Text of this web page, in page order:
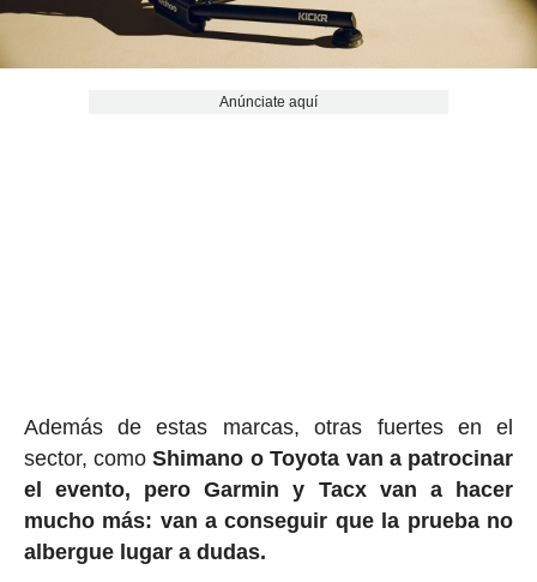
Anúnciate aquí
Además de estas marcas, otras fuertes en el
sector, comoShimano o Toyota van a patrocinar
el evento, pero Garmin y Tacx van a hacer
mucho más: van a conseguir que la prueba no
albergue lugar a dudas.